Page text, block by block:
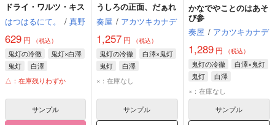
ドライ・ワルツ・キス
はつはるにて。
/ 真野
629 円 （税込）
鬼灯の冷徹
鬼灯×白澤
鬼灯
白澤
△：在庫残りわずか
サンプル
うしろの正面、だぁれ
奏屋 / アカツキカナデ
1,257 円 （税込）
鬼灯の冷徹
白澤×鬼灯
鬼灯
白澤
×：在庫なし
サンプル
かなでやことのはあそ
び参
奏屋 / アカツキカナデ
1,289円 （税込）
鬼灯の冷徹
白澤×鬼灯
鬼灯
白澤
×：在庫なし
サンプル